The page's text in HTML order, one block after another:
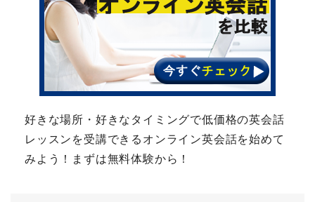
好きな場所・好きなタイミングで低価格の英会話
レッスンを受講できるオンライン英会話を始めて
みよう！まずは無料体験から！